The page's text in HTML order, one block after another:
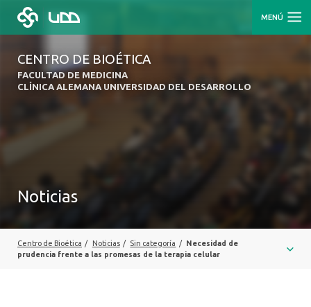
MENÚ
CENTRO DE BIOÉTICA
FACULTAD DE MEDICINA
CLÍNICA ALEMANA UNIVERSIDAD DEL DESARROLLO
Noticias
Centro de Bioética / Noticias / Sin categoría /
Necesidad de
prudencia frente a las promesas de la terapia celular